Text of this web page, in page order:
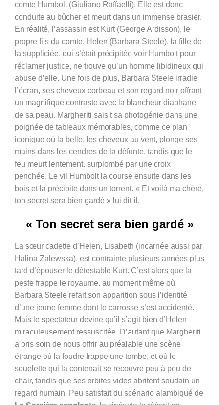
comte Humbolt (Giuliano Raffaelli). Elle est donc
conduite au bûcher et meurt dans un immense brasier.
En réalité, l’assassin est Kurt (George Ardisson), le
propre fils du comte. Helen (Barbara Steele), la fille de
la suppliciée, qui s’était précipitée voir Humbolt pour
réclamer justice, ne trouve qu’un homme libidineux qui
abuse d’elle. Une fois de plus, Barbara Steele irradie
l’écran, ses cheveux corbeau et son regard noir offrant
un magnifique contraste avec la blancheur diaphane
de sa peau. Margheriti saisit sa photogénie dans une
poignée de tableaux mémorables, comme ce plan
iconique où la belle, les cheveux au vent, plonge ses
mains dans les cendres de la défunte, tandis que le
feu meurt lentement, surplombé par une croix
penchée. Le vil Humbolt la course ensuite dans les
bois et la précipite dans un torrent. « Et voilà ma chère,
ton secret sera bien gardé » lui dit-il.
« Ton secret sera bien gardé »
La sœur cadette d’Helen, Lisabeth (incarnée aussi par
Halina Zalewska), est contrainte plusieurs années plus
tard d’épouser le détestable Kurt. C’est alors que la
peste frappe le royaume, au moment même où
Barbara Steele refait son apparition sous l’identité
d’une jeune femme dont le carrosse s’est accidenté.
Mais le spectateur devine qu’il s’agit bien d’Helen
miraculeusement ressuscitée. D’autant que Margheriti
a pris soin de nous offrir au préalable une scène
étrange où la foudre frappe une tombe, et où le
squelette qui la contenait se recouvre peu à peu de
chair, tandis que ses orbites vides abritent soudain un
regard humain. Peu satisfait du scénario alambiqué de